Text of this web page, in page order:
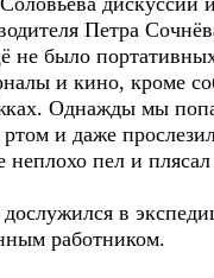
Петра
не было
и кино, кроме
Однажды мы
и даже
пел и плясал
в
работником.